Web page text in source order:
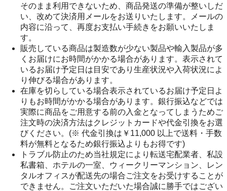
そのまま利用できないため、商品発送の準備が整いしだ
い、改めて決済用メールをお送りいたします。メールの
内容に沿って、再度お支払い手続きをお願いいたしま
す。
販売している商品は製造数が少ない製品や輸入製品が多
くお届けにお時間がかかる場合があります。表示されて
いるお届け予定日は目安であり生産状況や入荷状況によ
り伸びる場合があります。
在庫を切らしている場合表示されているお届け予定日よ
りもお時間がかかる場合があります。銀行振込などでは
実際に商品をご用意する前の入金となってしまうためご
注文時の決済方法はクレジットカードや代金引換をお選
びください。(※ 代金引換は￥11,000 以上で送料・手数
料が無料となるため銀行振込よりもお得です)
トラブル防止のため当社規定により転送宅配業者、私設
私書箱、ホテルの一室、ウィークリーマンション、レン
タルオフィスが配送先の場合ご注文をお受けすることが
できません。ご注文いただいた場合誠に勝手ではござい